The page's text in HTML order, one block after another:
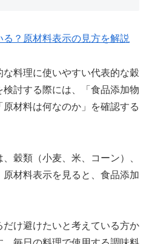
？原材料表示の見方を解説
な料理に使いやすい代表的な穀
討する際には、「食品添加物
材料は何なのか」を確認する
穀類（小麦、米、コーン）、
材料表示を見ると、食品添加
け避けたいと考えている方か